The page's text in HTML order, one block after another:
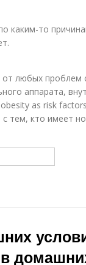
каким-то
от любых проблем
аппарата,
as risk
тем, кто имеет
в